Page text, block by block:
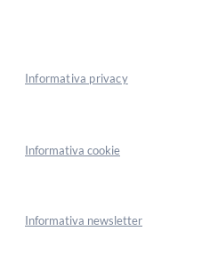
Informativa privacy
Informativa cookie
Informativa newsletter